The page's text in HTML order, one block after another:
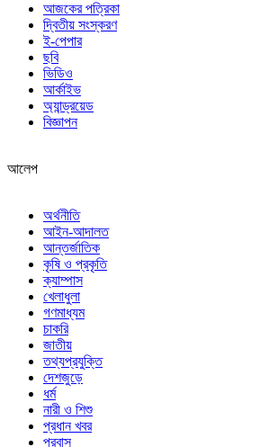
আজকের পত্রিকা
দ্বিতীয় সংস্করণ
ই-পেপার
ছবি
ভিডিও
আর্কাইভ
অ্যান্ড্রয়েড
বিজ্ঞাপন
আলেপ
অর্থনীতি
আইন-আদালত
আন্তর্জাতিক
কৃষি ও প্রকৃতি
ক্যাম্পাস
খেলাধুলা
গণমাধ্যম
চাকরি
জাতীয়
তথ্যপ্রযুক্তি
দেশজুড়ে
ধর্ম
নারী ও শিশু
প্রধান খবর
প্রবাস